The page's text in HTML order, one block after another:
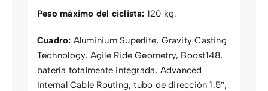
Peso máximo del ciclista: 120 kg.
Cuadro: Aluminium Superlite, Gravity Casting
Technology, Agile Ride Geometry, Boost148,
batería totalmente integrada, Advanced
Internal Cable Routing, tubo de dirección 1.5″,